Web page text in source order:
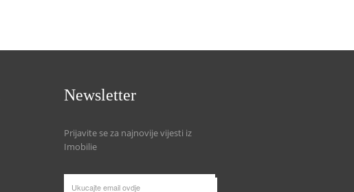
Newsletter
Prijavite se za najnovije vijesti iz
Imobilie